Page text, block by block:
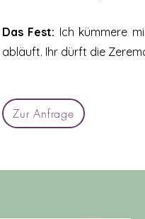
Das Fest: Ich kümmere
abläuft. Ihr dürft die
Zur Anfrage